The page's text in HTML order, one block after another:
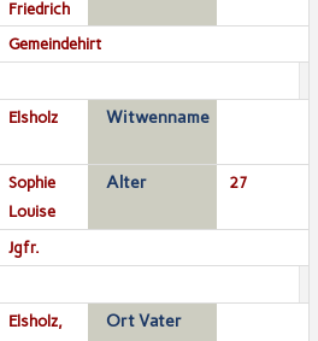
Friedrich
Gemeindehirt
Elsholz Witwenname
Sophie
Louise
Alter 27
Jgfr.
Elsholz,
Ort Vater